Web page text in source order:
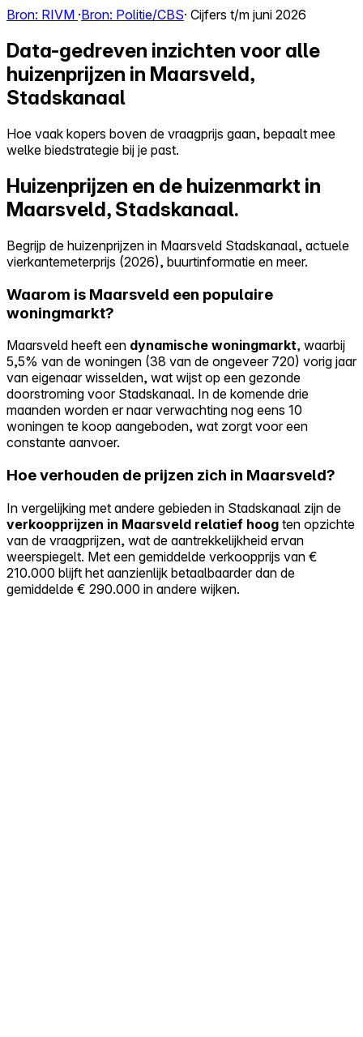
Bron: RIVM ·Bron: Politie/CBS· Cijfers t/m juni 2026
Data-gedreven inzichten voor alle
huizenprijzen in Maarsveld,
Stadskanaal
Hoe vaak kopers boven de vraagprijs gaan, bepaalt mee
welke biedstrategie bij je past.
Huizenprijzen en de huizenmarkt in
Maarsveld, Stadskanaal.
Begrijp de huizenprijzen in Maarsveld Stadskanaal, actuele
vierkantemeterprijs (2026), buurtinformatie en meer.
Waarom is Maarsveld een populaire
woningmarkt?
Maarsveld heeft een dynamische woningmarkt, waarbij
5,5% van de woningen (38 van de ongeveer 720) vorig jaar
van eigenaar wisselden, wat wijst op een gezonde
doorstroming voor Stadskanaal. In de komende drie
maanden worden er naar verwachting nog eens 10
woningen te koop aangeboden, wat zorgt voor een
constante aanvoer.
Hoe verhouden de prijzen zich in Maarsveld?
In vergelijking met andere gebieden in Stadskanaal zijn de
verkoopprijzen in Maarsveld relatief hoog ten opzichte
van de vraagprijzen, wat de aantrekkelijkheid ervan
weerspiegelt. Met een gemiddelde verkoopprijs van €
210.000 blijft het aanzienlijk betaalbaarder dan de
gemiddelde € 290.000 in andere wijken.